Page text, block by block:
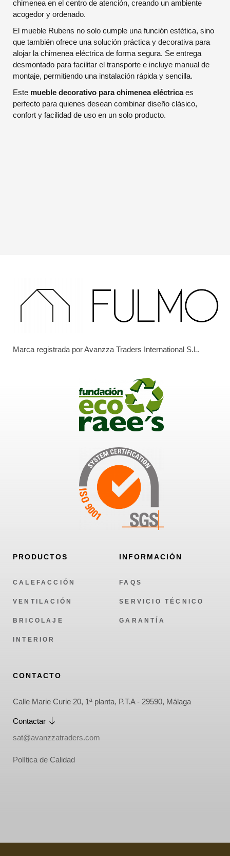
chimenea en el centro de atención, creando un ambiente
acogedor y ordenado.
El mueble Rubens no solo cumple una función estética, sino
que también ofrece una solución práctica y decorativa para
alojar la chimenea eléctrica de forma segura. Se entrega
desmontado para facilitar el transporte e incluye manual de
montaje, permitiendo una instalación rápida y sencilla.
Este mueble decorativo para chimenea eléctricaes
perfecto para quienes desean combinar diseño clásico,
confort y facilidad de uso en un solo producto.
Marca registrada por Avanzza Traders International S.L.
PRODUCTOS
CALEFACCIÓN
VENTILACIÓN
BRICOLAJE
INTERIOR
INFORMACIÓN
FAQS
SERVICIO TÉCNICO
GARANTÍA
CONTACTO
Calle Marie Curie 20, 1ª planta, P.T.A - 29590, Málaga
Contactar
sat@avanzzatraders.com
Política de Calidad